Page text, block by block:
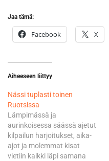
Jaa tämä:
Facebook X
Aiheeseen liittyy
Nässi tuplasti toinen
Ruotsissa
Lämpimässä ja
aurinkoisessa säässä ajetut
kilpailun harjoitukset, aika-
ajot ja molemmat kisat
vietiin kaikki läpi samana